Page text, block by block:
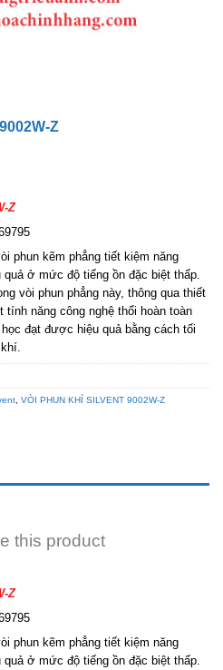
Z
Z
phun kẽm phẳng tiết kiệm năng
ở mức độ tiếng ồn đặc biệt thấp.
vòi phun phẳng này, thông qua thiết
tính năng công nghệ thổi hoàn toàn
đạt được hiệu quả bằng cách tối
VÒI PHUN KHÍ SILVENT 9002W-Z
this product
Z
phun kẽm phẳng tiết kiệm năng
ở mức độ tiếng ồn đặc biệt thấp.